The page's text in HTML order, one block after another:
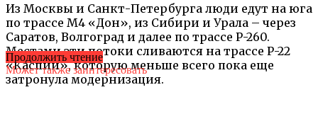
Из Москвы и Санкт-Петербурга люди едут на юга
по трассе М4 «Дон», из Сибири и Урала – через
Саратов, Волгоград и далее по трассе Р-260.
Местами эти потоки сливаются на трассе Р-22
«Каспий», которую меньше всего пока еще
затронула модернизация.
Продолжить чтение
Может также заинтересовать